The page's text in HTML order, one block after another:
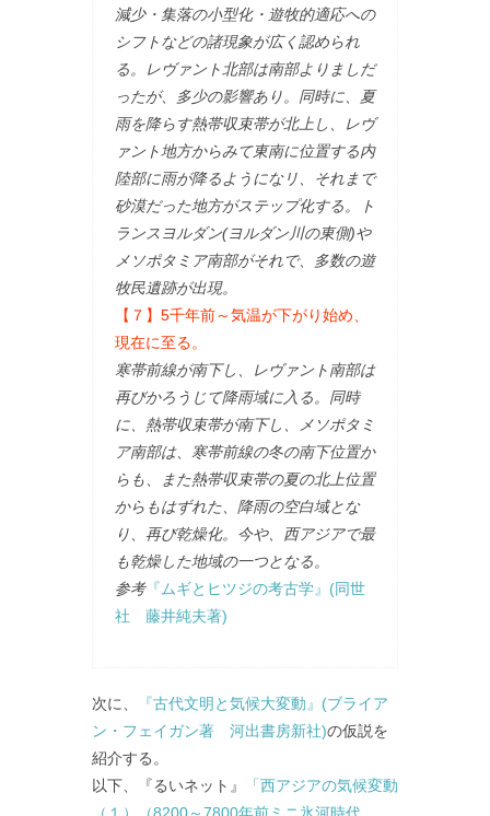
減少・集落の小型化・遊牧的適応への
シフトなどの諸現象が広く認められ
る。レヴァント北部は南部よりましだ
ったが、多少の影響あり。同時に、夏
雨を降らす熱帯収束帯が北上し、レヴ
ァント地方からみて東南に位置する内
陸部に雨が降るようになリ、それまで
砂漠だった地方がステップ化する。ト
ランスヨルダン(ヨルダン川の東側)や
メソポタミア南部がそれで、多数の遊
牧民遺跡が出現。
【７】5千年前～気温が下がり始め、
現在に至る。
寒帯前線が南下し、レヴァント南部は
再びかろうじて降雨域に入る。同時
に、熱帯収束帯が南下し、メソポタミ
ア南部は、寒帯前線の冬の南下位置か
らも、また熱帯収束帯の夏の北上位置
からもはずれた、降雨の空白域とな
り、再び乾燥化。今や、西アジアで最
も乾燥した地域の一つとなる。
参考『ムギとヒツジの考古学』(同世
社 藤井純夫著)
次に、
『古代文明と気候大変動』(ブライア
ン・フェイガン著 河出書房新社)の仮説を
紹介する。
以下、『るいネット』
「西アジアの気候変動
（１）（8200～7800年前ミニ氷河時代、